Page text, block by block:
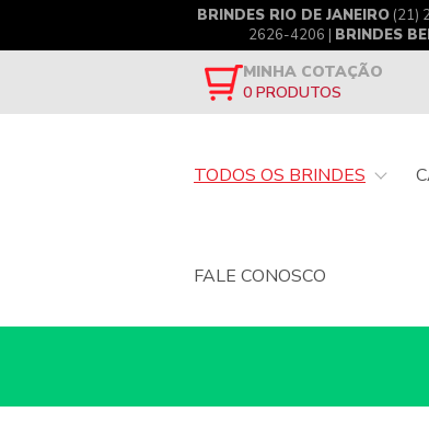
BRINDES RIO DE JANEIRO(21)
2626-4206 | BRINDES
MINHA COTAÇÃO
0 PRODUTOS
TODOS OS BRINDES
FALE CONOSCO